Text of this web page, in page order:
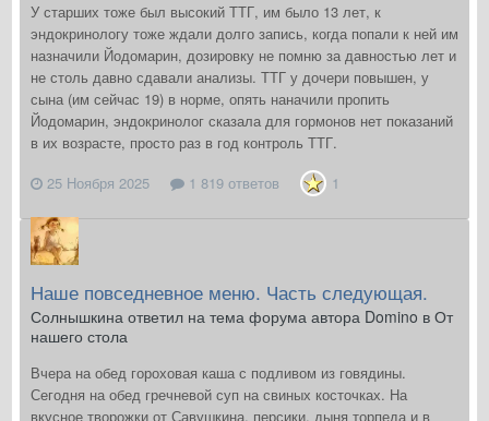
У старших тоже был высокий ТТГ, им было 13 лет, к
эндокринологу тоже ждали долго запись, когда попали к ней им
назначили Йодомарин, дозировку не помню за давностью лет и
не столь давно сдавали анализы. ТТГ у дочери повышен, у
сына (им сейчас 19) в норме, опять наначили пропить
Йодомарин, эндокринолог сказала для гормонов нет показаний
в их возрасте, просто раз в год контроль ТТГ.
25 Ноября 2025
1 819 ответов 1
Наше повседневное меню. Часть следующая.
Солнышкина ответил на тема форума автора Domino в От
нашего стола
Вчера на обед гороховая каша с подливом из говядины.
Сегодня на обед гречневой суп на свиных косточках. На
вкусное творожки от Савушкина, персики, дыня торпеда и в